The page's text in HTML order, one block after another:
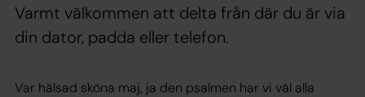
Varmt välkommen att delta från där du är via
din dator, padda eller telefon.
Var hälsad sköna maj, ja den psalmen har vi väl alla